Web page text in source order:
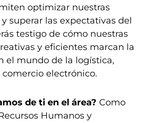
optimizar nuestras
superar las expectativas del
testigo de cómo nuestras
y eficientes marcan la
el mundo de la logística,
electrónico.
de ti en el área? Como
Humanos y